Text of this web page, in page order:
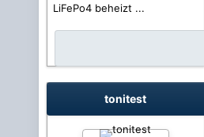
LiFePo4 beheizt ...
tonitest